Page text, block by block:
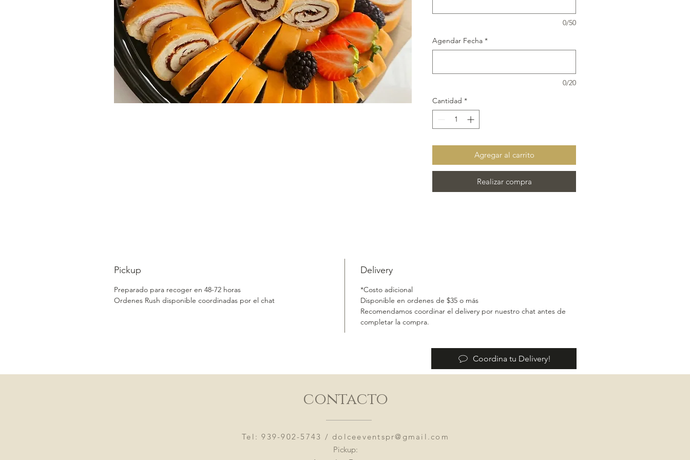
0/50
Agendar Fecha *
0/20
Cantidad *
Agregar al carrito
Realizar compra
Pickup
Preparado para recoger en 48-72 horas
Ordenes Rush disponible coordinadas por el chat
Delivery
*Costo adicional
Disponible en ordenes de $35 o más
Recomendamos coordinar el delivery por nuestro chat antes de
completar la compra.
Coordina tu Delivery!
contacto
Tel: 939-902-5743 / dolceeventspr@gmail.com
Pickup: